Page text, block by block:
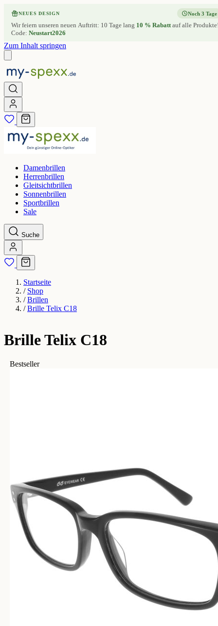
NEUES DESIGN
Wir feiern unseren neuen Auftritt: 10 Tage lang 10 % Rabattauf alle
Code: Neustart2026
Noch 3 Tage
Zum Inhalt springen
Damenbrillen
Herrenbrillen
Gleitsichtbrillen
Sonnenbrillen
Sportbrillen
Sale
Suche
Startseite
/ Shop
/ Brillen
/ Brille Telix C18
Brille Telix C18
Bestseller